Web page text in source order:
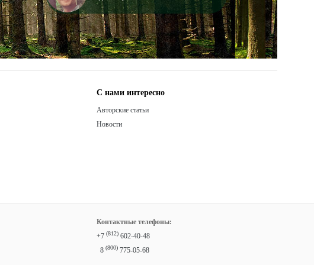
С нами интересно
Авторские статьи
Новости
Контактные телефоны:
+7 (812) 602-40-48
8 (800) 775-05-68